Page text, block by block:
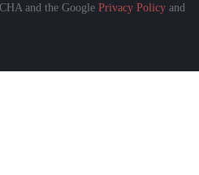
and the Google Privacy Policy and